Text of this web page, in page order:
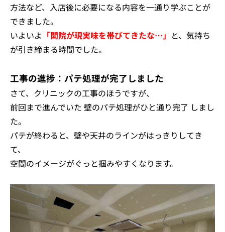
方法など、入店後に必要になる内容を一通り学ぶことが
できました。
いよいよ 「開院が現実味を帯びてきたな…」 と、気持ち
が引き締まる時間でした。
工事の進捗：パテ処理が完了しました
さて、クリニックの工事のほうですが、
前回まで進んでいた 壁のパテ処理がひと通り完了 しまし
た。
パテが終わると、壁や天井のラインがはっきりしてき
て、
空間のイメージがぐっと掴みやすくなります。